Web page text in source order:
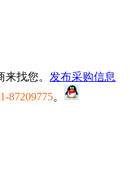
找您。 发布采购信息
87209775。